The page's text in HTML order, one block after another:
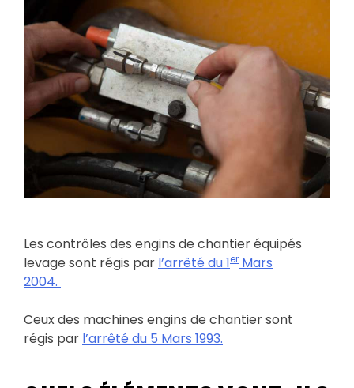
Les contrôles des engins de chantier équipés
levage sont régis par l’arrêté du 1er Mars
2004.
Ceux des machines engins de chantier sont
régis par l’arrêté du 5 Mars 1993.